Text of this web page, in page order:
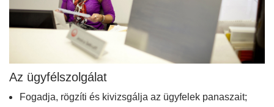
Az ügyfélszolgálat
Fogadja, rögzíti és kivizsgálja az ügyfelek panaszait;